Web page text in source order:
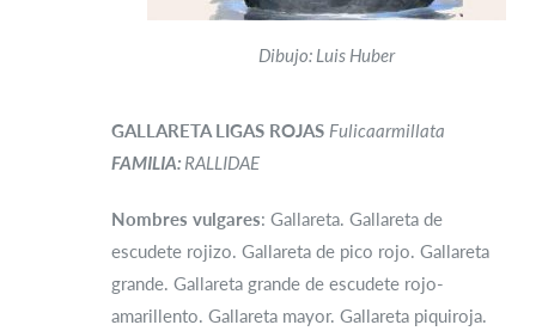
Dibujo: Luis Huber
GALLARETA LIGAS ROJAS Fulicaarmillata
FAMILIA: RALLIDAE
Nombres vulgares: Gallareta. Gallareta de
escudete rojizo. Gallareta de pico rojo. Gallareta
grande. Gallareta grande de escudete rojo-
amarillento. Gallareta mayor. Gallareta piquiroja.